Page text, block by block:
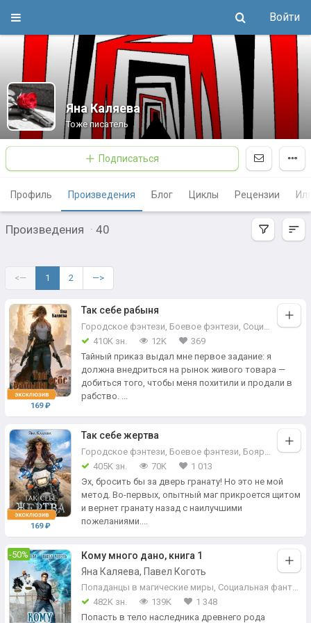
Войти
Яна Каляева
Тоже писатель
Подписаться
Профиль Произведения Блог Циклы Рецензии
Произведения · 40
<— 1 2 —>
169 ₽
Так себе рабыня
Городское фэнтези, Боевое фэнтези, Социальная фантастика
410K зн.
12K
369
Тайный приказ выдал мне первое задание: я
должна внедриться на рынок живого товара —
добиться того, чтобы меня похитили и продали в
рабство. ...
169 ₽
Так себе жертва
Городское фэнтези, Боевое фэнтези, Бояръ-Аниме
405K зн.
70K
1 013
Эх, бросить бы за дверь гранату! Но это не мой
метод. Во-первых, опытный маг прикроется щитом
и вернет гранату назад с наилучшими
пожеланиями....
-50%
Кому много дано, книга 1
Яна Каляева, Павел Коготь
Попаданцы в магические миры, Социальная фантастика
482K зн.
139K
1 348
Попасть в тело наследника древнего рода